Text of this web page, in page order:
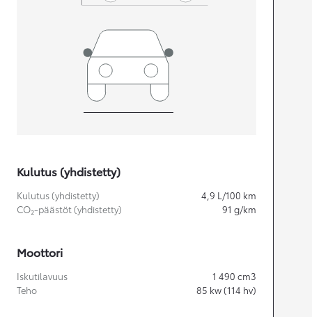
Kulutus (yhdistetty)
Kulutus (yhdistetty) 4,9 L/100 km
CO₂-päästöt (yhdistetty)
91 g/km
Moottori
Iskutilavuus 1 490 cm3
Teho
85 kw (114 hv)